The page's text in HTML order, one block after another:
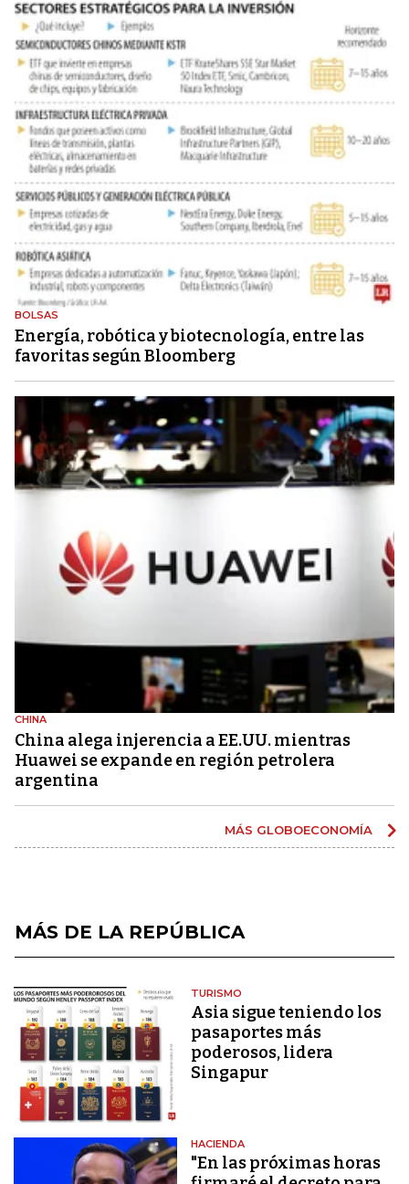
BOLSAS
Energía, robótica y biotecnología, entre las
favoritas según Bloomberg
CHINA
China alega injerencia a EE.UU. mientras
Huawei se expande en región petrolera
argentina
MÁS GLOBOECONOMÍA
MÁS DE LA REPÚBLICA
TURISMO
Asia sigue teniendo los
pasaportes más
poderosos, lidera
Singapur
HACIENDA
"En las próximas horas